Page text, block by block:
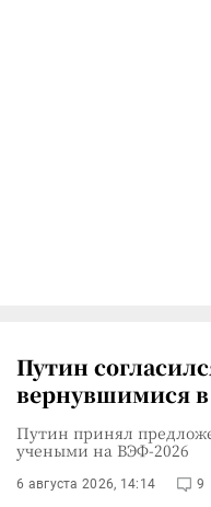
Путин
вернувшимися
Путин принял
учеными на ВЭФ-2026
6 августа 2026, 14:14 9